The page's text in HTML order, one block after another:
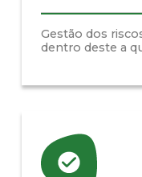
Gestão dos
dentro deste a